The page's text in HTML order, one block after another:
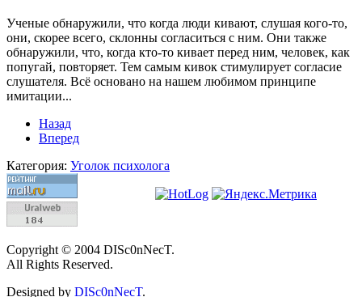
Ученые обнаружили, что когда люди кивают, слушая кого-то,
они, скорее всего, склонны согласиться с ним. Они также
обнаружили, что, когда кто-то кивает перед ним, человек, как
попугай, повторяет. Тем самым кивок стимулирует согласие
слушателя. Всё основано на нашем любимом принципе
имитации...
Назад
Вперед
Категория: Уголок психолога
Copyright © 2004 DISc0nNecT.
All Rights Reserved.
Designed by DISc0nNecT.